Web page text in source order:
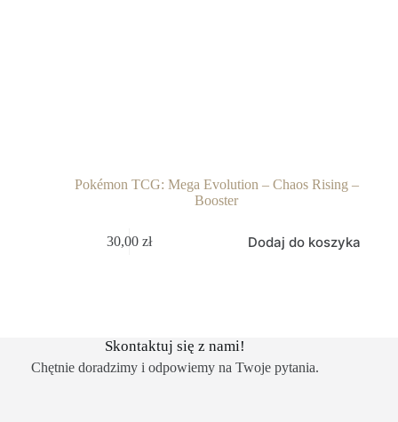
Pokémon TCG: Mega Evolution – Chaos Rising –
Booster
30,00 zł Dodaj do koszyka
Skontaktuj się z nami!
Chętnie doradzimy i odpowiemy na Twoje pytania.